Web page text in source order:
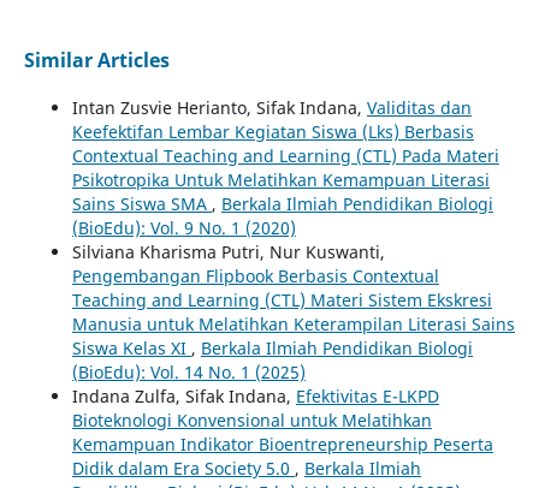
Similar Articles
Intan Zusvie Herianto, Sifak Indana, Validitas dan
Keefektifan Lembar Kegiatan Siswa (Lks) Berbasis
Contextual Teaching and Learning (CTL) Pada Materi
Psikotropika Untuk Melatihkan Kemampuan Literasi
Sains Siswa SMA , Berkala Ilmiah Pendidikan Biologi
(BioEdu): Vol. 9 No. 1 (2020)
Silviana Kharisma Putri, Nur Kuswanti,
Pengembangan Flipbook Berbasis Contextual
Teaching and Learning (CTL) Materi Sistem Ekskresi
Manusia untuk Melatihkan Keterampilan Literasi Sains
Siswa Kelas XI , Berkala Ilmiah Pendidikan Biologi
(BioEdu): Vol. 14 No. 1 (2025)
Indana Zulfa, Sifak Indana, Efektivitas E-LKPD
Bioteknologi Konvensional untuk Melatihkan
Kemampuan Indikator Bioentrepreneurship Peserta
Didik dalam Era Society 5.0 , Berkala Ilmiah